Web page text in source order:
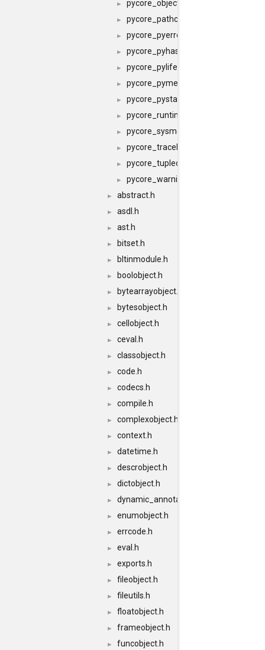
► pycore_object.h
► pycore_pathconfig.h
► pycore_pyerrors.h
► pycore_pyhash.h
► pycore_pylifecycle.h
► pycore_pymem.h
► pycore_pystate.h
► pycore_runtime.h
► pycore_sysmodule.h
► pycore_traceback.h
► pycore_tupleobject.h
► pycore_warnings.h
► abstract.h
► asdl.h
► ast.h
► bitset.h
► bltinmodule.h
► boolobject.h
► bytearrayobject.h
► bytesobject.h
► cellobject.h
► ceval.h
► classobject.h
► code.h
► codecs.h
► compile.h
► complexobject.h
► context.h
► datetime.h
► descrobject.h
► dictobject.h
► dynamic_annotations.h
► enumobject.h
► errcode.h
► eval.h
► exports.h
► fileobject.h
► fileutils.h
► floatobject.h
► frameobject.h
► funcobject.h